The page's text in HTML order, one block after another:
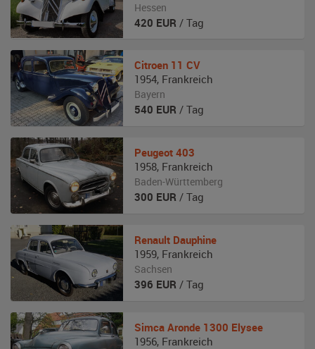
Hessen
420 EUR / Tag
Citroen 11 CV
1954, Frankreich
Bayern
540 EUR / Tag
Peugeot 403
1958, Frankreich
Baden-Württemberg
300 EUR / Tag
Renault Dauphine
1959, Frankreich
Sachsen
396 EUR / Tag
Simca Aronde 1300 Elysee
1956, Frankreich